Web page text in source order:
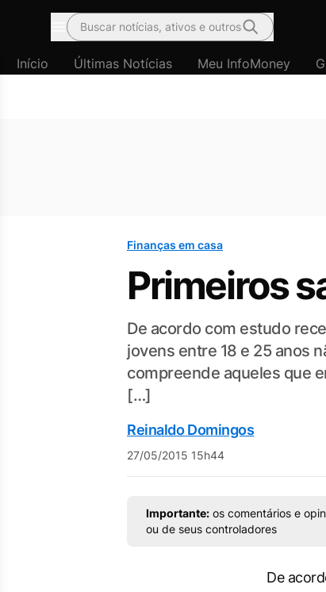
Menu
Buscar notícias, ativos e outros
Início Últimas Notícias Meu InfoMoney
Finanças em casa
Primeiros
De acordo com estudo
jovens entre 18 e 25 anos
compreende aqueles que
[…]
Reinaldo Domingos
27/05/2015 15h44
Importante: os comentários e
ou de seus controladores
De